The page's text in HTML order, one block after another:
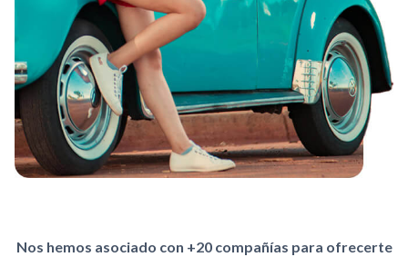
Nos hemos asociado con +20 compañías para ofrecerte